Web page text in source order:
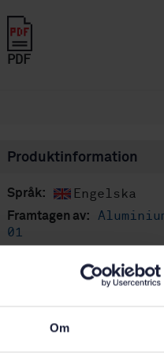
Om
PDF
Produktinformation
Språk: Engelska
Framtagen av:
01
aluminium alloys -
products for tanks
and transportation